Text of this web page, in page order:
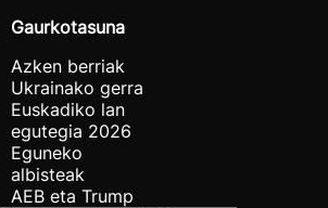
Gaurkotasuna
Azken berriak
Ukrainako gerra
Euskadiko lan
egutegia 2026
Eguneko
albisteak
AEB eta Trump